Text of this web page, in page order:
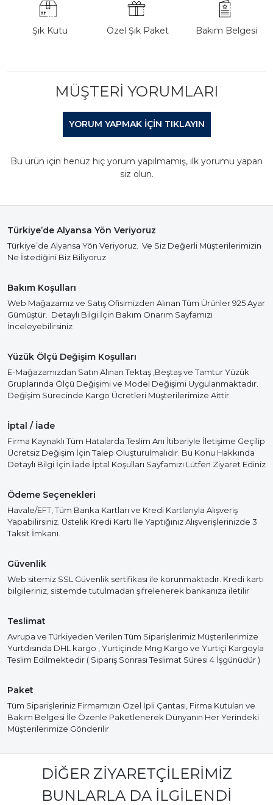
Şık Kutu Özel Şık Paket Bakım Belgesi
MÜŞTERI YORUMLARI
YORUM YAPMAK IÇIN TIKLAYIN
Bu ürün için henüz hiç yorum yapılmamış, ilk yorumu yapan
siz olun.
Türkiye’de Alyansa Yön Veriyoruz
Türkiye’de Alyansa Yön Veriyoruz. Ve Siz Değerli Müşterilerimizin
Ne İstediğini Biz Biliyoruz
Bakım Koşulları
Web Mağazamız ve Satış Ofisimizden Alınan Tüm Ürünler 925 Ayar
Gümüştür. Detaylı Bilgi İçin Bakım Onarım Sayfamızı
İnceleyebilirsiniz
Yüzük Ölçü Değişim Koşulları
E-Mağazamızdan Satın Alınan Tektaş ,Beştaş ve Tamtur Yüzük
Gruplarında Ölçü Değişimi ve Model Değişimi Uygulanmaktadır.
Değişim Sürecinde Kargo Ücretleri Müşterilerimize Aittir
İptal / İade
Firma Kaynaklı Tüm Hatalarda Teslim Anı İtibariyle İletişime Geçilip
Ücretsiz Değişim İçin Talep Oluşturulmalıdır. Bu Konu Hakkında
Detaylı Bilgi İçin İade İptal Koşulları Sayfamızı Lütfen Ziyaret Ediniz
Ödeme Seçenekleri
Havale/EFT, Tüm Banka Kartları ve Kredi Kartlarıyla Alışveriş
Yapabilirsiniz. Üstelik Kredi Kartı İle Yaptığınız Alışverişlerinizde 3
Taksit İmkanı.
Güvenlik
Web sitemiz SSL Güvenlik sertifikası ile korunmaktadır. Kredi kartı
bilgileriniz, sistemde tutulmadan şifrelenerek bankanıza iletilir
Teslimat
Avrupa ve Türkiyeden Verilen Tüm Siparişlerimiz Müşterilerimize
Yurtdısında DHL kargo , Yurtiçinde Mng Kargo ve Yurtiçi Kargoyla
Teslim Edilmektedir ( Sipariş Sonrası Teslimat Süresi 4 İşgünüdür )
Paket
Tüm Siparişleriniz Firmamızın Özel İpli Çantası, Firma Kutuları ve
Bakım Belgesi İle Özenle Paketlenerek Dünyanın Her Yerindeki
Müşterilerimize Gönderilir
DIĞER ZIYARETÇILERIMIZ
BUNLARLA DA İLGILENDI